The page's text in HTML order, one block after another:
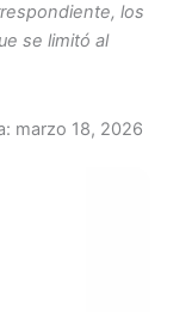
los
se limitó al
marzo 18, 2026